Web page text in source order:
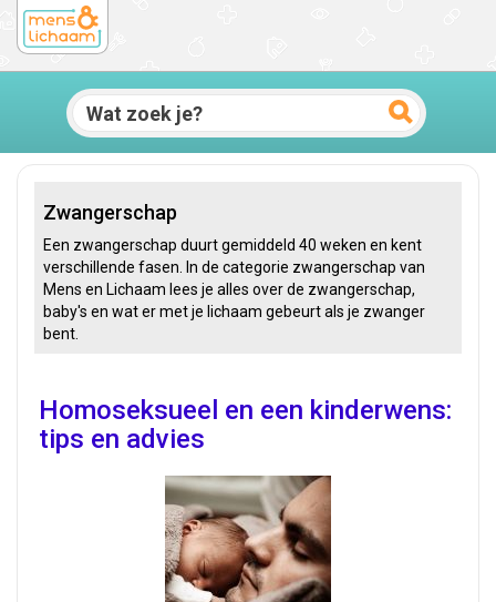
Zwangerschap
Een zwangerschap duurt gemiddeld 40 weken en kent
verschillende fasen. In de categorie zwangerschap van
Mens en Lichaam lees je alles over de zwangerschap,
baby's en wat er met je lichaam gebeurt als je zwanger
bent.
Homoseksueel en een kinderwens:
tips en advies